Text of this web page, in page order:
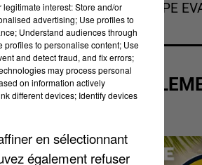
L'HOROSCOPE
GAGNER
interest: Store and/or
advertising; Use profiles to
Understand audiences through
profiles to personalise content; Use
and detect fraud, and fix errors;
may process personal
on information actively
different devices; Identify devices
en sélectionnant
également refuser